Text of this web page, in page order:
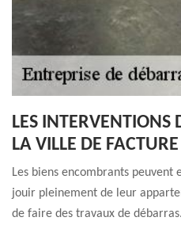
LES INTERVENTIONS
LA VILLE DE FACTURE
Les biens encombrants
jouir pleinement de leur
de faire des travaux de